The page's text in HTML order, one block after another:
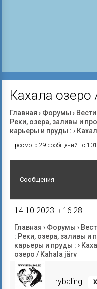
Кахала озеро
Главная › Форумы ›
Реки, озера, заливы и
карьеры и пруды : ›
Просмотр 29 сообщений - с
Сообщения
14.10.2023 в 16:28
Главная › Форумы ›
: Реки, озера, заливы и
карьеры и пруды : ›
озеро / Kahala järv
rybaling